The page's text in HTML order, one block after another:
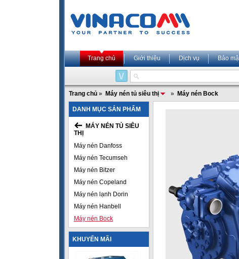
Trang chủ Giới thiệu Dịch vụ Bảo
Trang chủ » Máy nén tủ siêu thị » Máy nén Bock
DANH MỤC SẢN PHẨM
MÁY NÉN TỦ SIÊU
THỊ
Máy nén Danfoss
Máy nén Tecumseh
Máy nén Bitzer
Máy nén Copeland
Máy nén lạnh Dorin
Máy nén Hanbell
Máy nén Bock
KHUYẾN MÃI